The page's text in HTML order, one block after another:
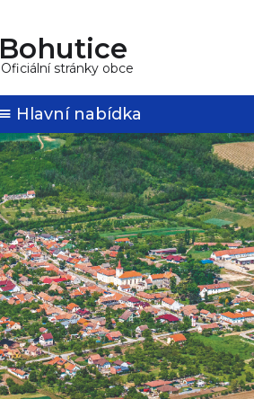
Bohutice
Oficiální stránky obce
Hlavní nabídka